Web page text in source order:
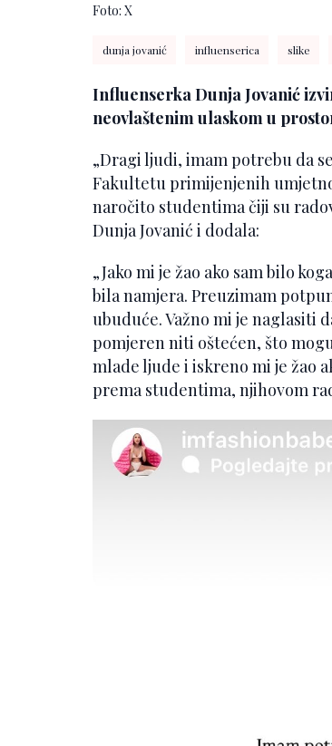
Foto: X
dunja jovanić influenserica slike
Influenserka Dunja Jovanić
neovlaštenim ulaskom u
„Dragi ljudi, imam potrebu da
Fakultetu primijenjenih
naročito studentima čiji su
Dunja Jovanić i dodala:
„Jako mi je žao ako sam bilo
bila namjera. Preuzimam
ubuduće. Važno mi je naglasiti
pomjeren niti oštećen, što
mlade ljude i iskreno mi je žao
prema studentima, njihovom